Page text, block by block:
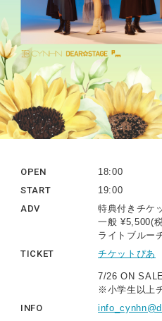
OPEN
18:00
START
19:00
ADV
特典付きチケ
一般 ¥5,500(
ライトブルー
TICKET
チケットぴあ
7/26 ON SALE
※小学生以上
INFO